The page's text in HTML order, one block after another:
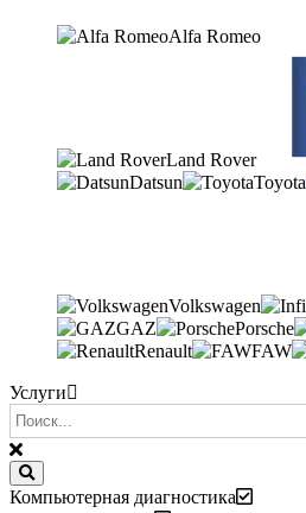
Alfa Romeo
Land Rover
Datsun
Toyota
Volkswagen
GAZ
Porsche
Renault
FAW
Услуги
Компьютерная диагностика